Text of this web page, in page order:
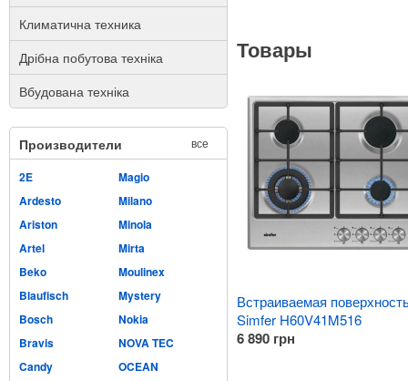
Климатична техника
Дрібна побутова техніка
Вбудована техніка
Производители все
2E
Ardesto
Ariston
Artel
Beko
Blaufisch
Bosch
Bravis
Candy
Magio
Milano
Minola
Mirta
Moulinex
Mystery
Nokia
NOVA TEC
OCEAN
Товары
Встраиваемая
Simfer H60V41M516
6 890 грн